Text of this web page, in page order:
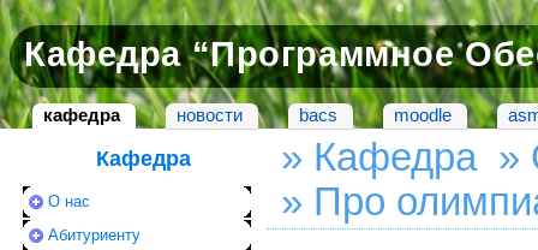
Кафедра “Программное
кафедра новости bacs moodle
Кафедра
О нас
Абитуриенту
» Кафедра »
» Про